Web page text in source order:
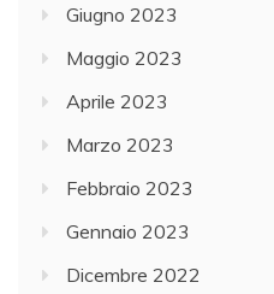
Giugno 2023
Maggio 2023
Aprile 2023
Marzo 2023
Febbraio 2023
Gennaio 2023
Dicembre 2022